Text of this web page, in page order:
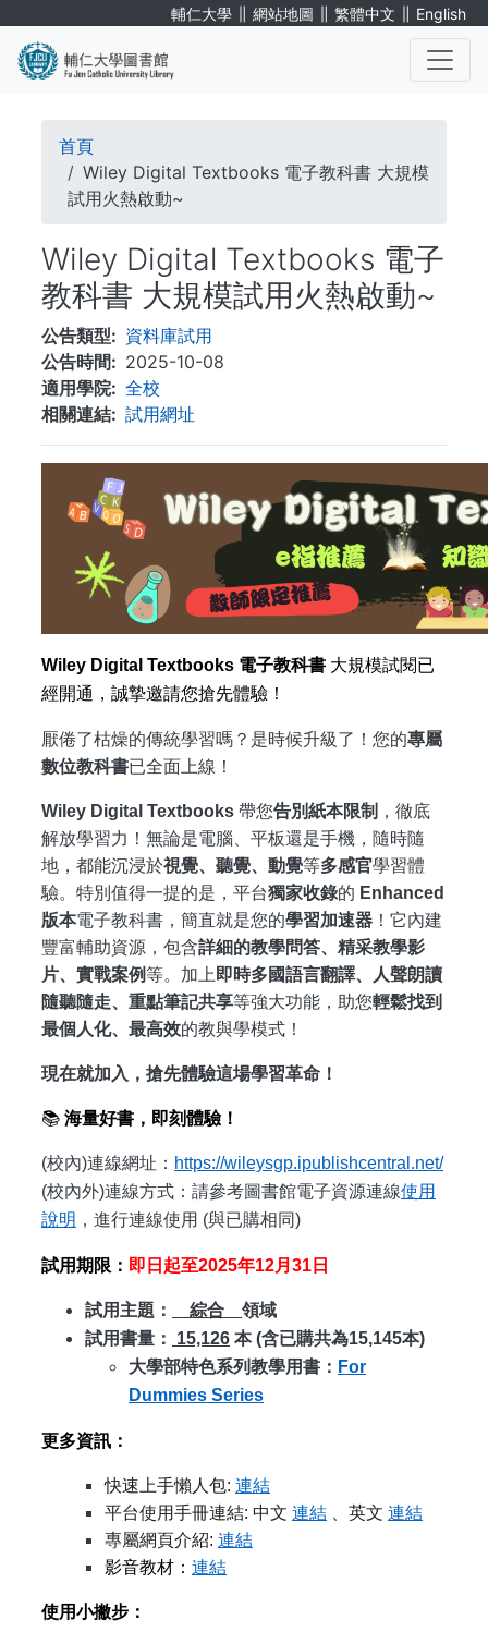
輔仁大學 ∥ 網站地圖 ∥ 繁體中文 ∥ English
導
航
連
結
首頁
Wiley Digital Textbooks 電子教科書 大規模
試用火熱啟動~
Wiley Digital Textbooks 電子
教科書 大規模試用火熱啟動~
公告類型
資料庫試用
公告時間
2025-10-08
適用學院
全校
相關連結
試用網址
Wiley Digital Textbooks 電子教科書 大規模試閱已
經開通，誠摯邀請您搶先體驗！
厭倦了枯燥的傳統學習嗎？是時候升級了！您的專屬
數位教科書已全面上線！
Wiley Digital Textbooks 帶您告別紙本限制 ，徹底
解放學習力！無論是電腦、平板還是手機，隨時隨
地，都能沉浸於視覺、聽覺、動覺等多感官學習體
驗。特別值得一提的是，平台獨家收錄的 Enhanced
版本電子教科書，簡直就是您的學習加速器 ！它內建
豐富輔助資源，包含詳細的教學問答、精采教學影
片、實戰案例等。加上 即時多國語言翻譯、人聲朗讀
隨聽隨走、重點筆記共享等強大功能，助您輕鬆找到
最個人化、最高效的教與學模式！
現在就加入，搶先體驗這場學習革命！
📚 海量好書，即刻體驗！
(校內)連線網址： https://wileysgp.ipublishcentral.net/
(校內外)連線方式：請參考圖書館電子資源連線使用
說明 ，進行連線使用 (與已購相同)
試用期限： 即日起至2025年12月31日
試用主題： 綜合 領域
試用書量：
15,126 本 (含已購共為15,145本)
大學部特色系列教學用書： For
Dummies Series
更多資訊：
快速上手懶人包: 連結
平台使用手冊連結: 中文 連結 、英文 連結
專屬網頁介紹: 連結
影音教材： 連結
使用小撇步：